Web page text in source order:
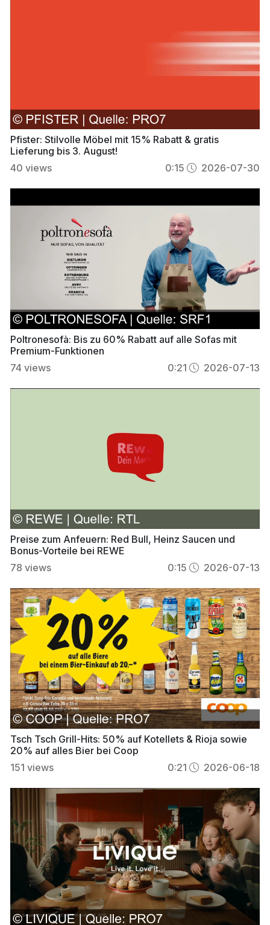
Pfister: Stilvolle Möbel mit 15% Rabatt & gratis
Lieferung bis 3. August!
40 views 0:15 2026-07-30
Poltronesofà: Bis zu 60% Rabatt auf alle Sofas mit
Premium-Funktionen
74 views 0:21 2026-07-13
Preise zum Anfeuern: Red Bull, Heinz Saucen und
Bonus-Vorteile bei REWE
78 views 0:15 2026-07-13
Tsch Tsch Grill-Hits: 50% auf Kotellets & Rioja sowie
20% auf alles Bier bei Coop
151 views 0:21 2026-06-18